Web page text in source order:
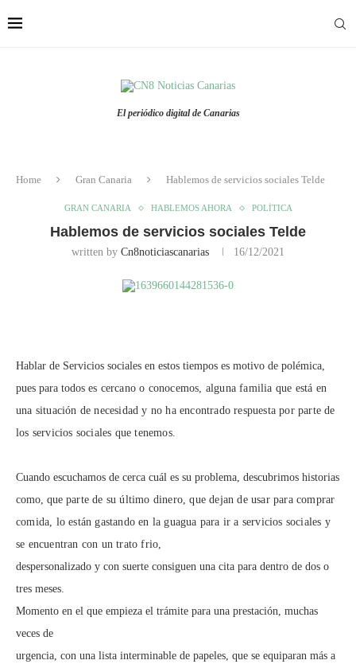
El periódico digital de Canarias
Home Gran Canaria Hablemos de servicios sociales Telde
GRAN CANARIA HABLEMOS AHORA POLÍTICA
Hablemos de servicios sociales Telde
written by Cn8noticiascanarias 16/12/2021
Hablar de Servicios sociales en estos tiempos es motivo de polémica,
pues para todos es cercano o conocemos, alguna familia que está en
una situación de necesidad y noha encontrado respuesta por parte de
los servicios sociales que tenemos.
Cuando escuchamos de cerca cuál es su problema, descubrimos historias
como, que parte de su último dinero, que dejan de usar para comprar
comida, lo están gastandoen la guagua para ir a servicios sociales y
se encuentran con un trato frio,
despersonalizado y con suerte consiguen una cita para dentro de dos o
tres meses.
Momento en el que empieza el trámite para una prestación, muchas
veces de
urgencia, con una lista interminable de papeles, que se equiparan más a